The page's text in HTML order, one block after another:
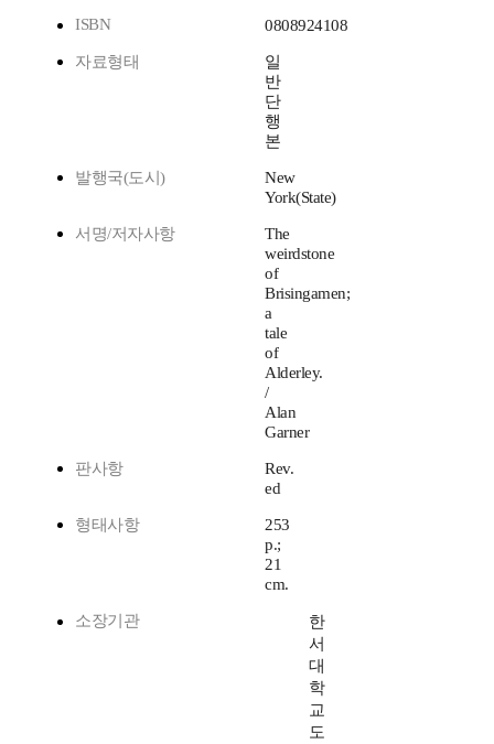
ISBN
0808924108
자료형태
일
반
단
행
본
발행국(도시)
New
York(State)
서명/저자사항
The
weirdstone
of
Brisingamen;
a
tale
of
Alderley.
/
Alan
Garner
판사항
Rev.
ed
형태사항
253
p.;
21
cm.
소장기관
한
서
대
학
교
도